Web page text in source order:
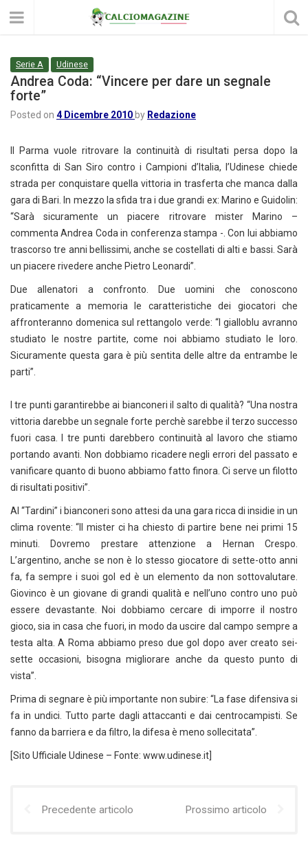
Serie A Udinese
Andrea Coda: “Vincere per dare un segnale
forte”
Posted on 4 Dicembre 2010 by Redazione
Il Parma vuole ritrovare la continuità di risultati persa dopo la
sconfitta di San Siro contro i Campioni d’Italia, l’Udinese chiede
strada per conquistare quella vittoria in trasferta che manca dalla
gara di Bari. In mezzo la sfida tra i due grandi ex: Marino e Guidolin:
“Sarà sicuramente un piacere ritrovare mister Marino –
commenta Andrea Coda in conferenza stampa -. Con lui abbiamo
trascorso tre anni bellissimi, anche se costellati di alti e bassi. Sarà
un piacere rivedere anche Pietro Leonardi”.
Due allenatori a confronto. Due uomini che conoscono
praticamente a memoria le caratteristiche dei giocatori che
affronteranno domenica sul rettangolo verde: “I gialloblu avranno
studiato le nostre partite, come noi abbiamo studiato le loro.
Sicuramente questa gara è più sentita delle altre da entrambe le
parti”.
I tre punti garantirebbe ai bianconeri il salto di qualità? “Una nostra
vittoria darebbe un segnale forte perchè sarebbe il terzo successo
fuori casa. I tre punti darebbero continuità al lavoro che stiamo
portando avanti. Non dobbiamo ricadere negli errori del passato e
vanificare quanto di buono abbiamo fatto finora. Ci serve un filotto
di risultati positivi”.
Al “Tardini” i bianconeri sono attesi da una gara ricca di insidie in un
clima rovente: “Il mister ci ha chiesto di partire bene nei primi 15
minuti. Dovremo prestare attenzione a Hernan Crespo.
L’argentino, anche se non è lo stesso giocatore di sette-otto anni
fa, fa sempre i suoi gol ed è un elemento da non sottovalutare.
Giovinco è un giovane di grandi qualità e nell’uno contro uno può
essere devastante. Noi dobbiamo cercare di imporre il nostro
gioco, sia in casa che fuori, in modo da uscire dal campo sempre a
testa alta. A Roma abbiamo preso due gol dopo aver creato sei-
sette occasioni, bisogna migliorare anche da questo punto di
vista”.
Prima di segnare è più importante non subire: “La fase difensiva si
fa in undici. Tutto parte dagli attaccanti e dai centrocampisti. Se
fanno da barriera e da filtro, la difesa è meno sollecitata”.
[Sito Ufficiale Udinese – Fonte: www.udinese.it]
Precedente articolo Prossimo articolo